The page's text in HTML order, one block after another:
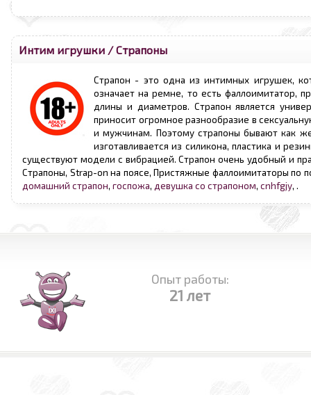
Интим игрушки /Страпоны
Страпон - это одна из интимных игрушек,
означает на ремне, то есть фаллоимитатор,
длины и диаметров. Страпон является
приносит огромное разнообразие в
и мужчинам. Поэтому страпоны бывают как
изготавливается из силикона, пластика и
существуют модели с вибрацией. Страпон очень удобный и
Страпоны, Strap-on на поясе, Пристяжные фаллоимитаторы по
домашний страпон, госпожа, девушка со страпоном, cnhfgjy, .
Опыт работы:
21 лет